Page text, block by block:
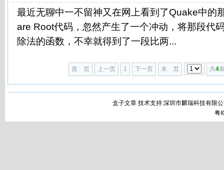
最近无聊中一不留神又在网上看到了Quake中的
are Root代码，忽然产生了一个冲动，将那段代
除法的函数，不幸就得到了一段比两...
首 页 上一页 1 下一页 末 页 共4
盒子文章 技术支持:深圳市麟瑞科技有限
粤